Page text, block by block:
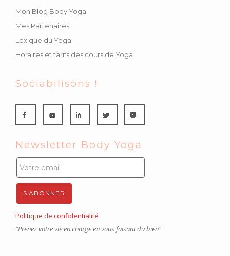
Mon Blog Body Yoga
Mes Partenaires
Lexique du Yoga
Horaires et tarifs des cours de Yoga
Sociabilisons !
Newsletter Body Yoga
Politique de confidentialité
“Prenez votre vie en charge en vous faisant du bien"